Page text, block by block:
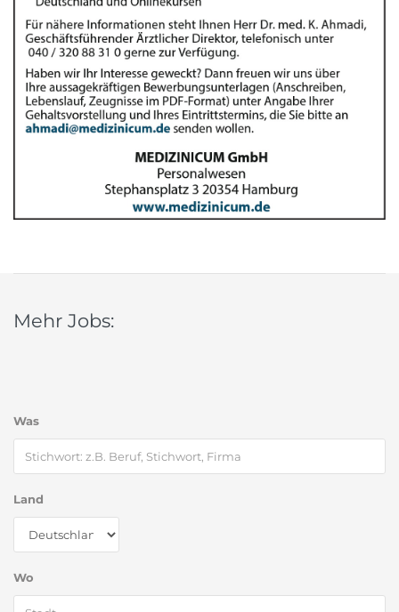
Mehr Jobs:
Was
Land
Wo